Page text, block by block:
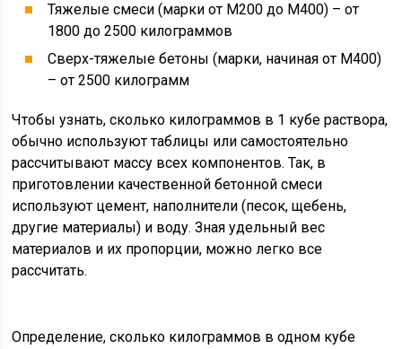
Тяжелые смеси (марки от М200 до М400) – от
1800 до 2500 килограммов
Сверх-тяжелые бетоны (марки, начиная от М400)
– от 2500 килограмм
Чтобы узнать, сколько килограммов в 1 кубе раствора,
обычно используют таблицы или самостоятельно
рассчитывают массу всех компонентов. Так, в
приготовлении качественной бетонной смеси
используют цемент, наполнители (песок, щебень,
другие материалы) и воду. Зная удельный вес
материалов и их пропорции, можно легко все
рассчитать.
Определение, сколько килограммов в одном кубе